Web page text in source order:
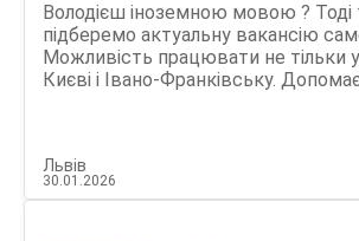
Володієш іноземною мовою ? Тоді
підберемо актуальну вакансію
Можливість працювати не тільки у
Києві і Івано-Франківську. Допомаємо з
Львів
30.01.2026